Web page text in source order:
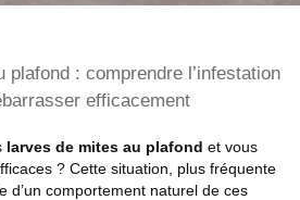
larves de mites au plafond et vous
? Cette situation, plus fréquente
d’un comportement naturel de ces